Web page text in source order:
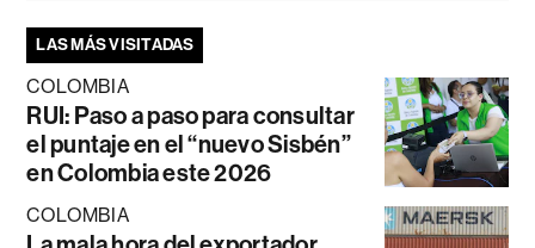
LAS MÁS VISITADAS
COLOMBIA
RUI: Paso a paso para consultar
el puntaje en el “nuevo Sisbén”
en Colombia este 2026
COLOMBIA